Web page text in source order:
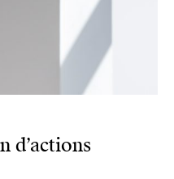
d’actions